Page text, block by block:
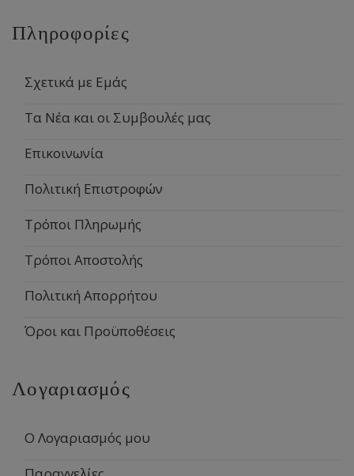
Πληροφορίες
Σχετικά με Εμάς
Τα Νέα και οι Συμβουλές μας
Επικοινωνία
Πολιτική Επιστροφών
Τρόποι Πληρωμής
Τρόποι Αποστολής
Πολιτική Απορρήτου
Όροι και Προϋποθέσεις
Λογαριασμός
Ο Λογαριασμός μου